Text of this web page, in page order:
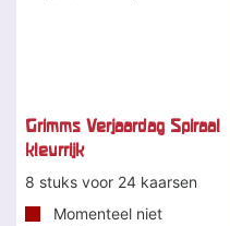
Grimms Verjaardag Spiraal
kleurrijk
8 stuks voor 24 kaarsen
Momenteel niet